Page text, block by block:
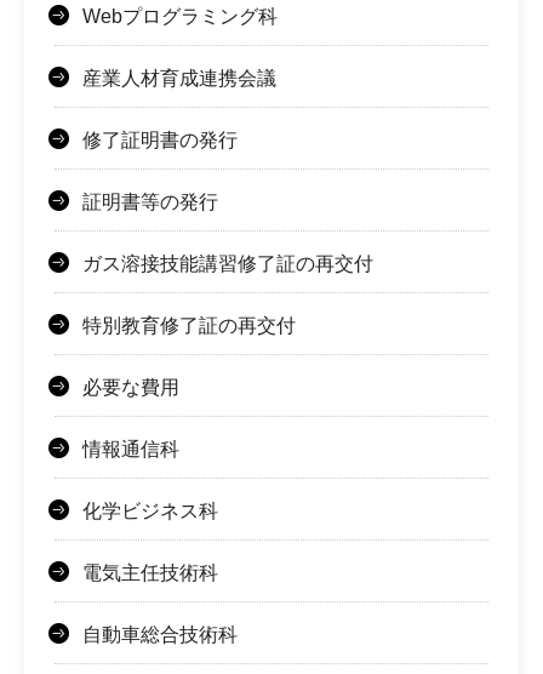
Webプログラミング科
産業人材育成連携会議
修了証明書の発行
証明書等の発行
ガス溶接技能講習修了証の再交付
特別教育修了証の再交付
必要な費用
情報通信科
化学ビジネス科
電気主任技術科
自動車総合技術科